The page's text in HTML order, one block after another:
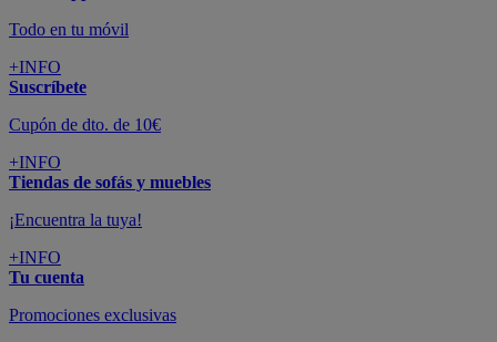
Todo en tu móvil
+INFO
Suscríbete
Cupón de dto. de 10€
+INFO
Tiendas de sofás y muebles
¡Encuentra la tuya!
+INFO
Tu cuenta
Promociones exclusivas